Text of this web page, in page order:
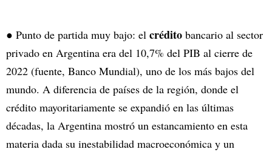
● Punto de partida muy bajo: el crédito bancario al sector
privado en Argentina era del 10,7% del PIB al cierre de
2022 (fuente, Banco Mundial), uno de los más bajos del
mundo. A diferencia de países de la región, donde el
crédito mayoritariamente se expandió en las últimas
décadas, la Argentina mostró un estancamiento en esta
materia dada su inestabilidad macroeconómica y un